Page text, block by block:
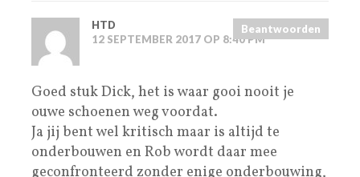
HTD
12 SEPTEMBER 2017 OP 8:40 PM
Beantwoorden
Goed stuk Dick, het is waar gooi nooit je
ouwe schoenen weg voordat.
Ja jij bent wel kritisch maar is altijd te
onderbouwen en Rob wordt daar mee
geconfronteerd zonder enige onderbouwing,